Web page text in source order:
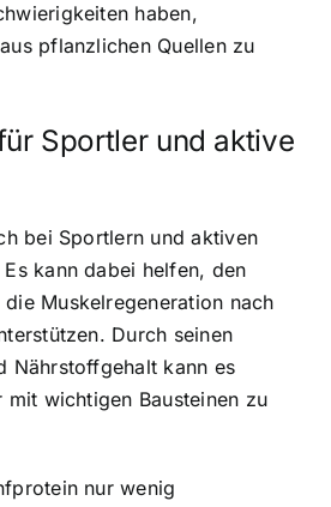
haben,
pflanzlichen Quellen zu
Sportler und aktive
bei Sportlern und aktiven
kann dabei helfen, den
Muskelregeneration nach
Durch seinen
Nährstoffgehalt kann es
mit wichtigen Bausteinen zu
nur wenig